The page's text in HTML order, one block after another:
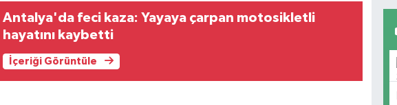
Antalya'da feci kaza: Yayaya çarpan motosikletli
hayatını kaybetti
İçeriği Görüntüle